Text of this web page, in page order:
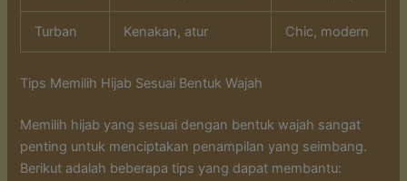
Turban Kenakan, atur Chic, modern
Tips Memilih Hijab Sesuai Bentuk Wajah
Memilih hijab yang sesuai dengan bentuk wajah sangat
penting untuk menciptakan penampilan yang seimbang.
Berikut adalah beberapa tips yang dapat membantu: